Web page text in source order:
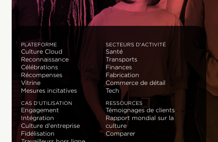
PLATEFORME
Culture Cloud
Reconnaissance
Célébrations
Récompenses
Vitrine
Mesures incitatives
SECTEURS D'ACTIVITÉ
Santé
Transports
Finances
Fabrication
Commerce de détail
Tech
CAS D'UTILISATION
Engagement
Intégration
Culture d'entreprise
Fidélisation
RESSOURCES
Témoignages de clients
Rapport mondial sur la
culture
Comparer